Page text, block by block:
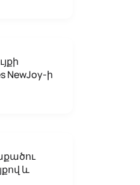
NewJoy-ի
և